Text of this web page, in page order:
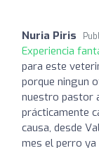
Nuria Piris
Experiencia
para este
porque ningun
nuestro pastor
prácticamente
causa, desde
mes el perro ya